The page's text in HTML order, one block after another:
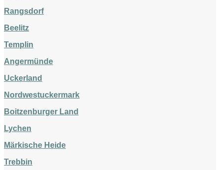
Rangsdorf
Beelitz
Templin
Angermünde
Uckerland
Nordwestuckermark
Boitzenburger Land
Lychen
Märkische Heide
Trebbin